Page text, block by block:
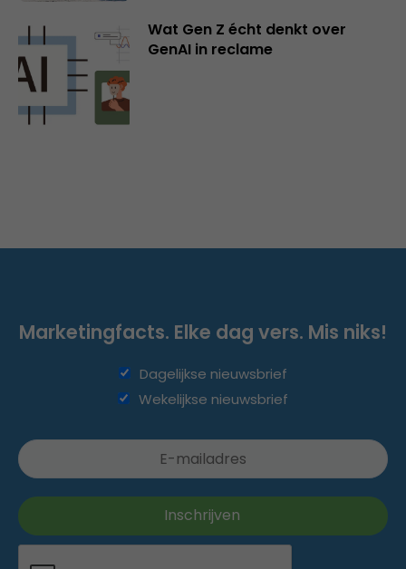
Wat Gen Z écht denkt over
GenAI in reclame
Marketingfacts. Elke dag vers. Mis niks!
Dagelijkse nieuwsbrief
Wekelijkse nieuwsbrief